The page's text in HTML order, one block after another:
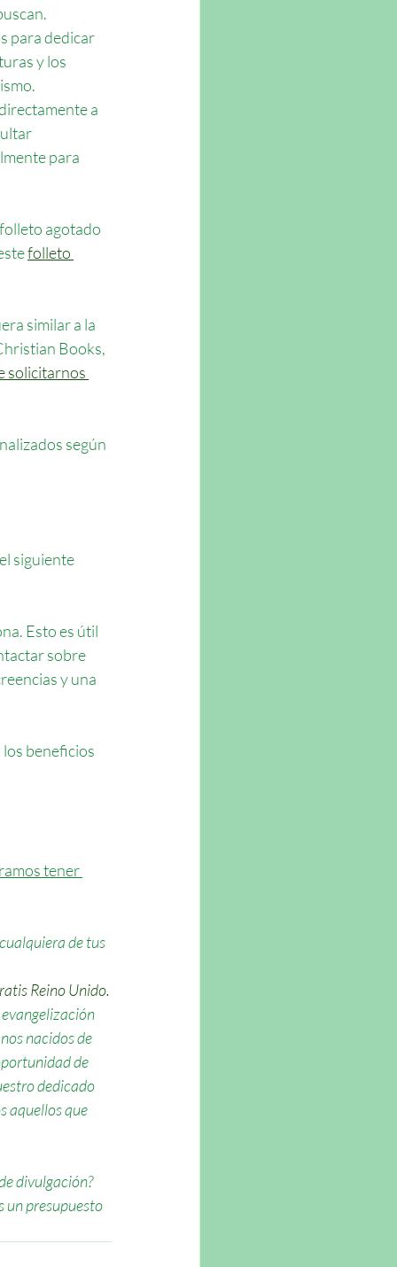
para dedicar
y los
a
para
agotado
folleto
similar a la
Books,
solicitarnos
según
siguiente
Esto es útil
sobre
y una
beneficios
tener
de tus
Reino Unido.
nacidos de
de
dedicado
aquellos que
divulgación?
un presupuesto